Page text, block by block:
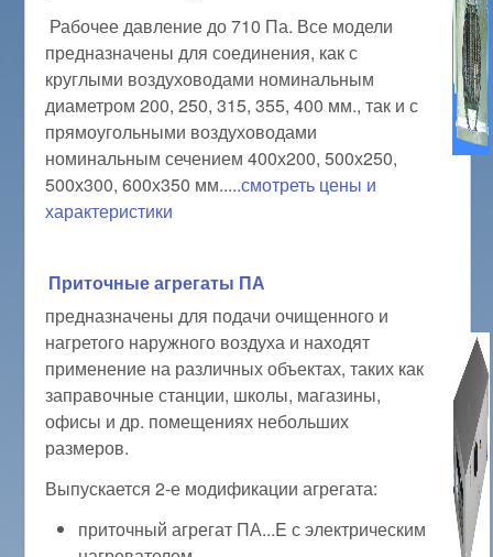
Рабочее давление до 710 Па. Все модели
предназначены для соединения, как с
круглыми воздуховодами номинальным
диаметром 200, 250, 315, 355, 400 мм., так и с
прямоугольными воздуховодами
номинальным сечением 400х200, 500х250,
500х300, 600х350 мм.....смотреть цены и
характеристики
Приточные агрегаты ПА
предназначены для подачи очищенного и
нагретого наружного воздуха и находят
применение на различных объектах, таких как
заправочные станции, школы, магазины,
офисы и др. помещениях небольших
размеров.
Выпускается 2-е модификации агрегата:
приточный агрегат ПА...E с электрическим